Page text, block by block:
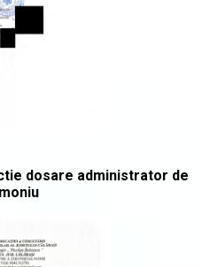
dosare administrator de